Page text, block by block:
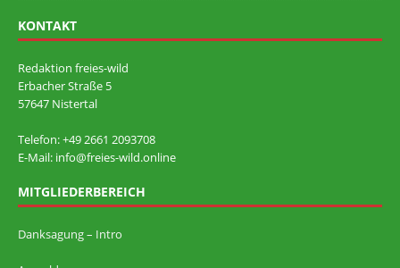
KONTAKT
Redaktion freies-wild
Erbacher Straße 5
57647 Nistertal
Telefon: +49 ‭2661 2093708
E-Mail: info@freies-wild.online
MITGLIEDERBEREICH
Danksagung – Intro